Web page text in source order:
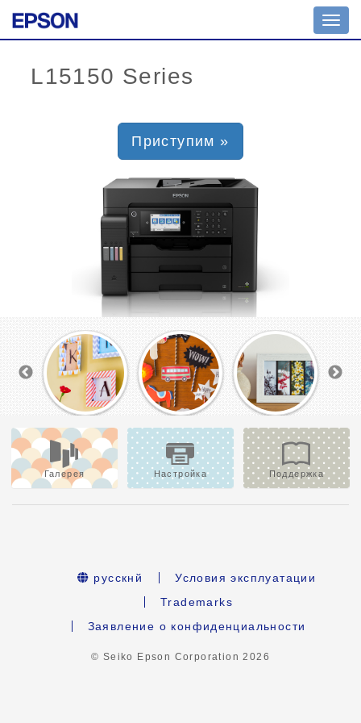
Приступим »
Галерея Настройка Поддержка
русскнй
Условия эксплуатации
Trademarks
Заявление о конфиденциальности
© Seiko Epson Corporation2026